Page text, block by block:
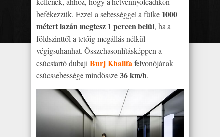
befékezzük. Ezzel a sebességgel a fülke 1000
métert lazán megtesz 1 percen belül, ha a
földszinttől a tetőig megállás nélkül
végigsuhanhat. Összehasonlításképpen a
csúcstartó dubaji Burj Khalifafelvonójának
csúcssebessége mindössze36 km/h.